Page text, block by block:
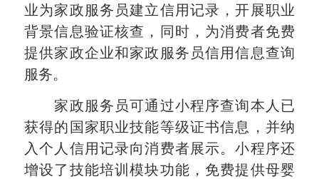
业为家政服务员建立信用记录，开展职业
背景信息验证核查，同时，为消费者免费
提供家政企业和家政服务员信用信息查询
服务。
家政服务员可通过小程序查询本人已
获得的国家职业技能等级证书信息，并纳
入个人信用记录向消费者展示。小程序还
增设了技能培训模块功能，免费提供母婴